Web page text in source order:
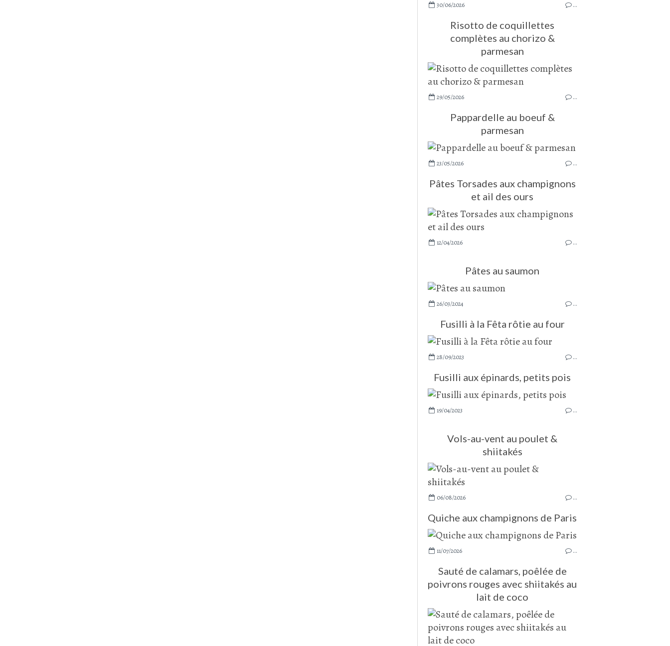
30/06/2026 …
Risotto de coquillettes
complètes au chorizo &
parmesan
29/05/2026 …
Pappardelle au boeuf &
parmesan
23/05/2026 …
Pâtes Torsades aux champignons
et ail des ours
12/04/2026 …
Pâtes au saumon
26/03/2024 …
Fusilli à la Fêta rôtie au four
28/09/2023 …
Fusilli aux épinards, petits pois
19/04/2023 …
Vols-au-vent au poulet &
shiitakés
06/08/2026 …
Quiche aux champignons de Paris
11/07/2026 …
Sauté de calamars, poêlée de
poivrons rouges avec shiitakés au
lait de coco